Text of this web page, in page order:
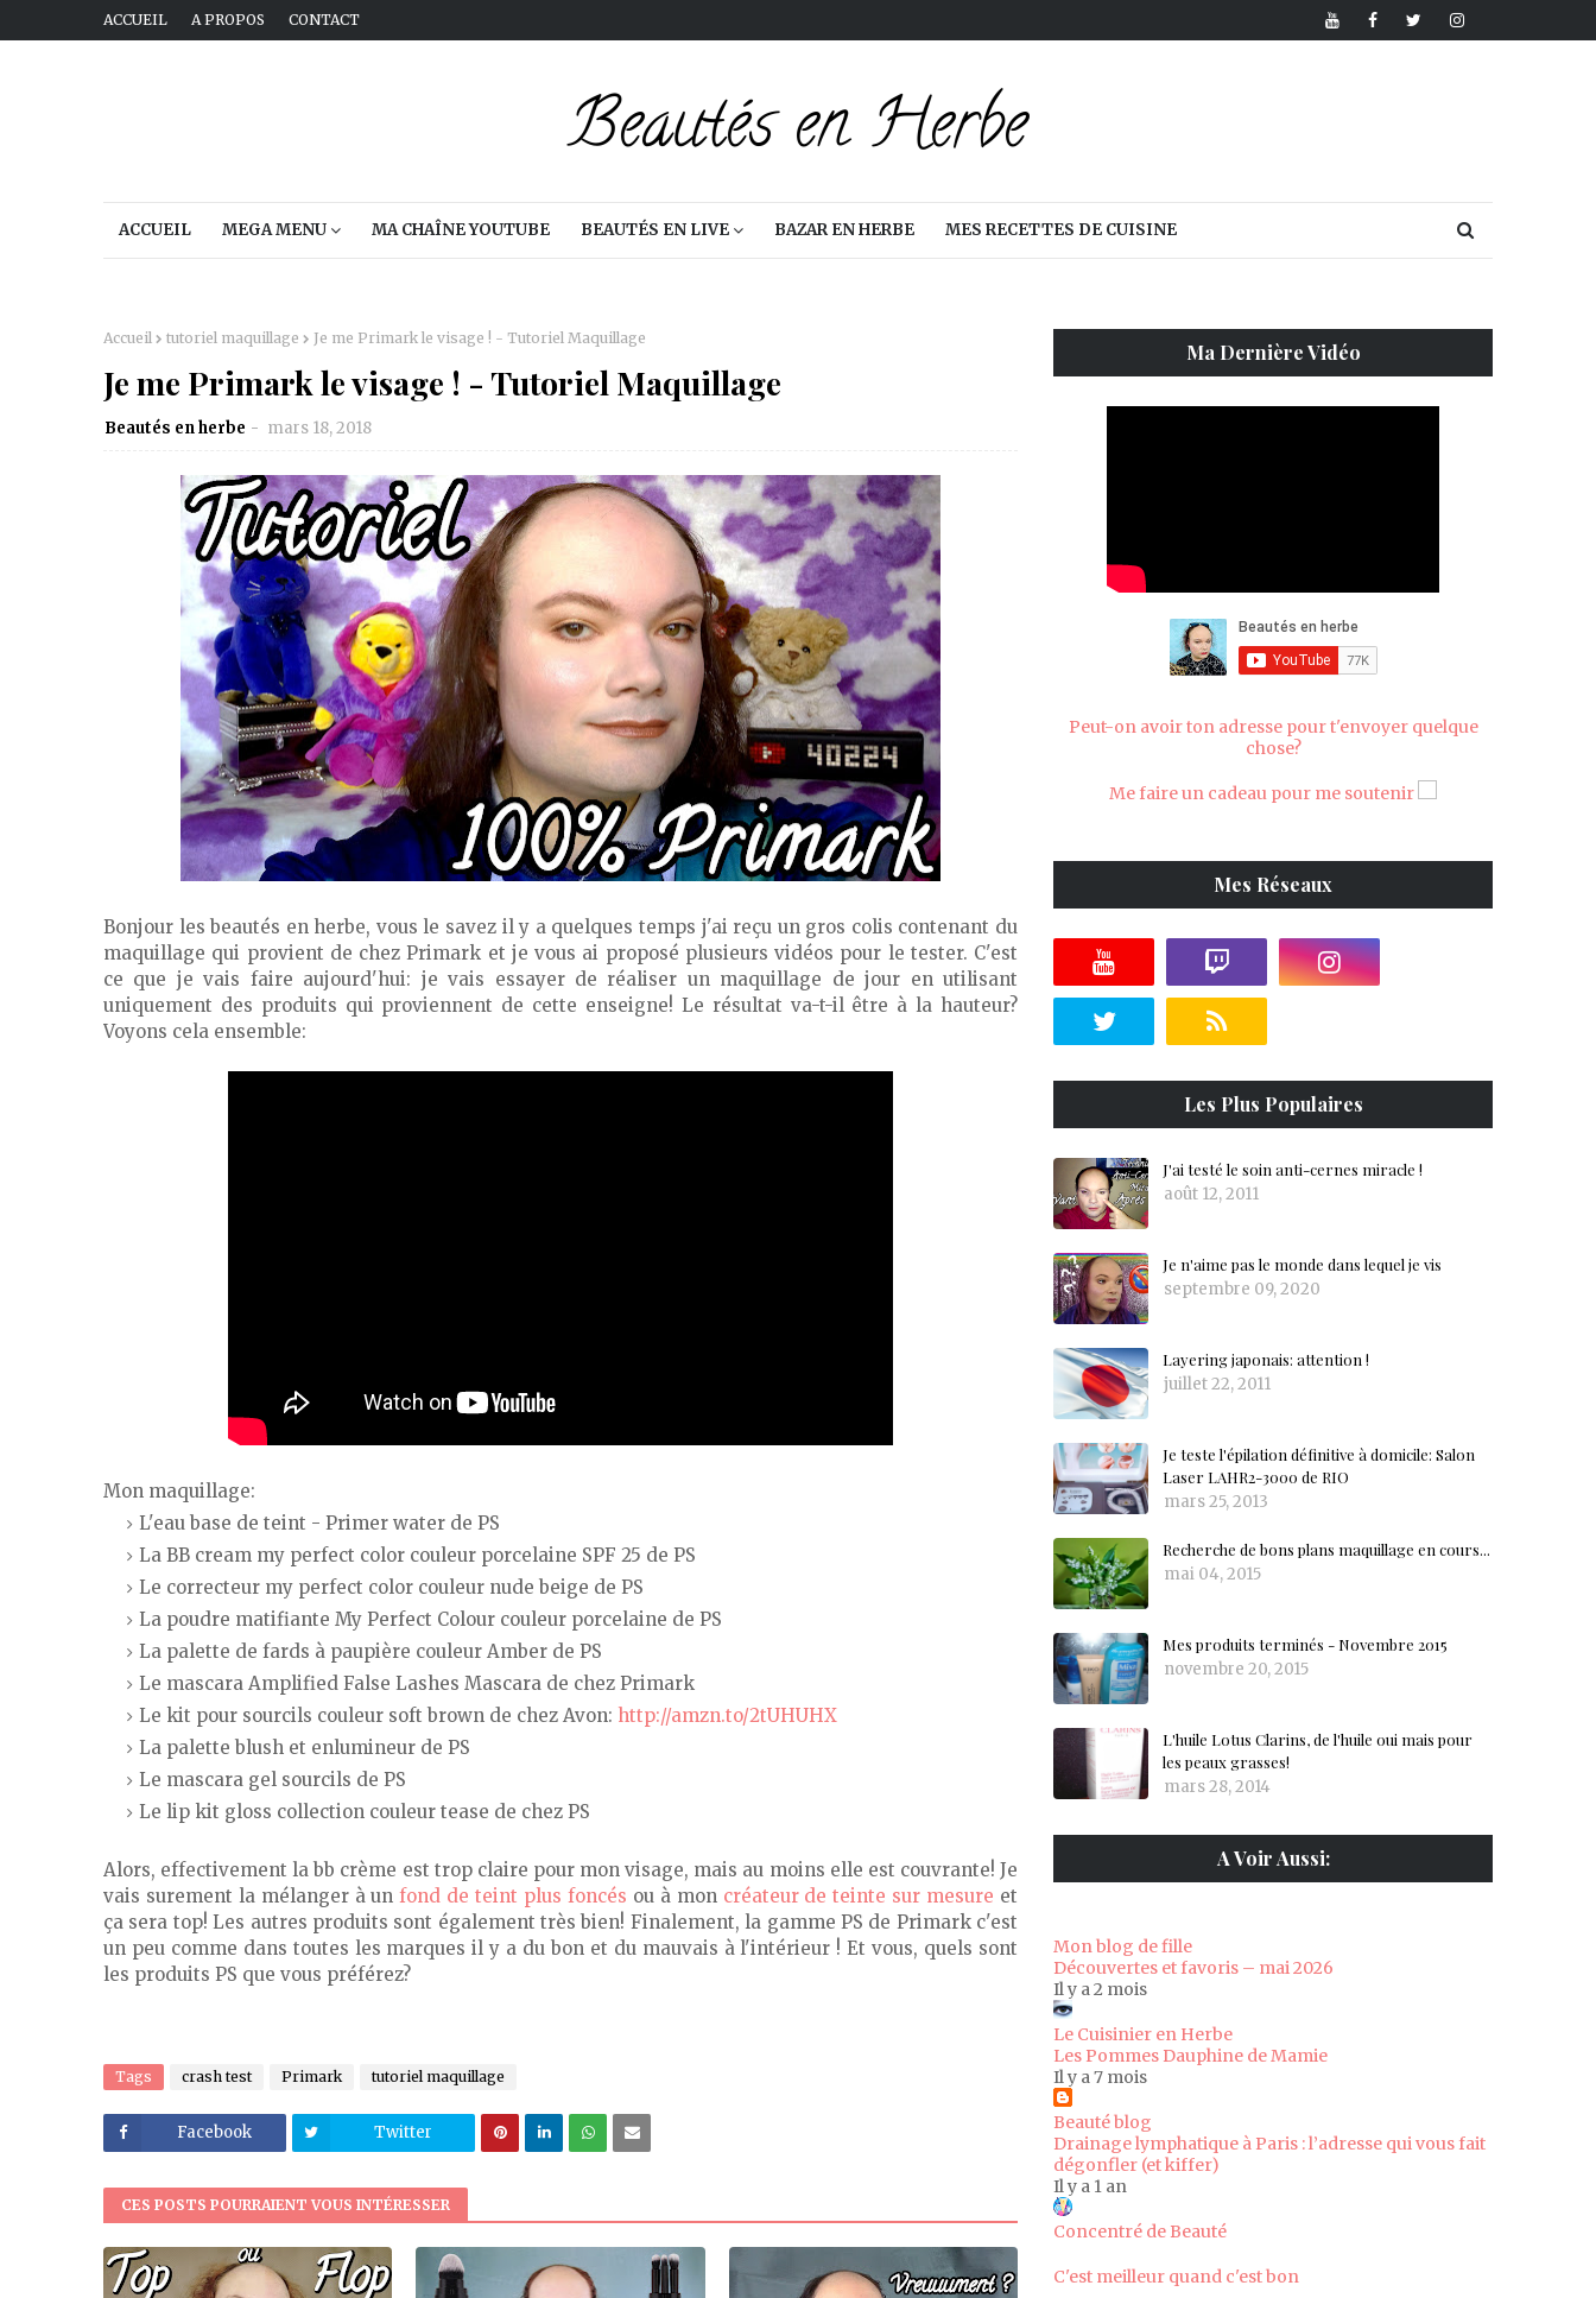
ACCUEIL A PROPOS CONTACT
ACCUEIL MEGA MENU MA CHAÎNE YOUTUBE BEAUTÉS EN LIVE BAZAR EN HERBE MES RECETTES DE CUISINE
Accueil tutoriel maquillage Je me Primark le visage ! - Tutoriel Maquillage
Je me Primark le visage ! - Tutoriel Maquillage
Beautés en herbe mars 18, 2018
Bonjour les beautés en herbe, vous le savez il y a quelques temps j'ai reçu un gros colis contenant du
maquillage qui provient de chez Primark et je vous ai proposé plusieurs vidéos pour le tester. C'est
ce que je vais faire aujourd'hui: je vais essayer de réaliser un maquillage de jour en utilisant
uniquement des produits qui proviennent de cette enseigne! Le résultat va-t-il être à la hauteur?
Voyons cela ensemble:
Mon maquillage:
L'eau base de teint - Primer water de PS
La BB cream my perfect color couleur porcelaine SPF 25 de PS
Le correcteur my perfect color couleur nude beige de PS
La poudre matifiante My Perfect Colour couleur porcelaine de PS
La palette de fards à paupière couleur Amber de PS
Le mascara Amplified False Lashes Mascara de chez Primark
Le kit pour sourcils couleur soft brown de chez Avon: http://amzn.to/2tUHUHX
La palette blush et enlumineur de PS
Le mascara gel sourcils de PS
Le lip kit gloss collection couleur tease de chez PS
Alors, effectivement la bb crème est trop claire pour mon visage, mais au moins elle est couvrante! Je
vais surement la mélanger à unfond de teint plus foncés ou à mon créateur de teinte sur mesure et
ça sera top! Les autres produits sont également très bien! Finalement, la gamme PS de Primark c'est
un peu comme dans toutes les marques il y a du bon et du mauvais à l'intérieur ! Et vous, quels sont
les produits PS que vous préférez?
Tags crash test Primark tutoriel maquillage
Facebook Twitter
CES POSTS POURRAIENT VOUS INTÉRESSER
Ma Dernière Vidéo
Peut-on avoir ton adresse pour t'envoyer quelque
chose?
Me faire un cadeau pour me soutenir
Mes Réseaux
Les Plus Populaires
J'ai testé le soin anti-cernes miracle !
août 12, 2011
Je n'aime pas le monde dans lequel je vis
septembre 09, 2020
Layering japonais: attention !
juillet 22, 2011
Je teste l'épilation définitive à domicile: Salon
Laser LAHR2-3000 de RIO
mars 25, 2013
Recherche de bons plans maquillage en cours...
mai 04, 2015
Mes produits terminés - Novembre 2015
novembre 20, 2015
L'huile Lotus Clarins, de l'huile oui mais pour
les peaux grasses!
mars 28, 2014
A Voir Aussi:
Mon blog de fille
Découvertes et favoris – mai 2026
Il y a 2 mois
Le Cuisinier en Herbe
Les Pommes Dauphine de Mamie
Il y a 7 mois
Beauté blog
Drainage lymphatique à Paris : l’adresse qui vous fait
dégonfler (et kiffer)
Il y a 1 an
Concentré de Beauté
C'est meilleur quand c'est bon